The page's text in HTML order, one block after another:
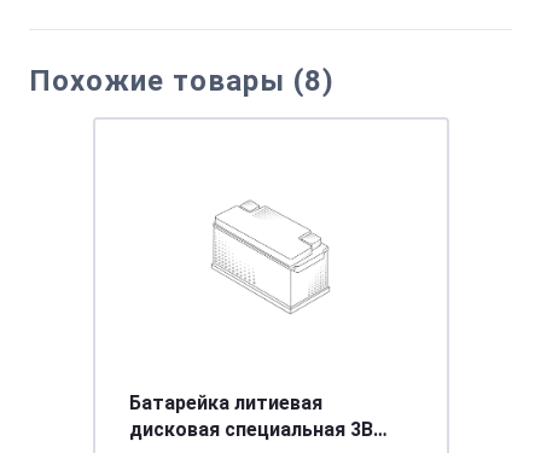
Похожие товары (8)
Батарейка литиевая
дисковая специальная 3В